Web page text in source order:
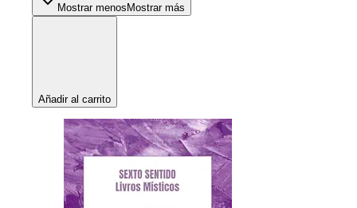
Mostrar menos Mostrar más
Añadir al carrito